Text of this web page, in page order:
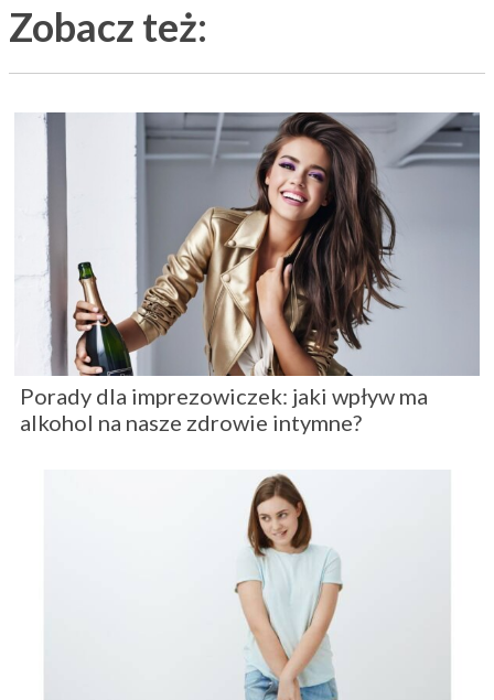
Zobacz też:
Porady dla imprezowiczek: jaki wpływ ma
alkohol na nasze zdrowie intymne?